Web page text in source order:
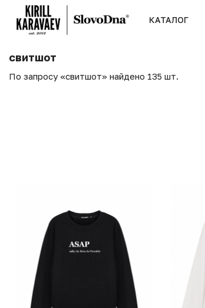
КАТАЛОГ
свитшот
По запросу «свитшот» найдено 135 шт.